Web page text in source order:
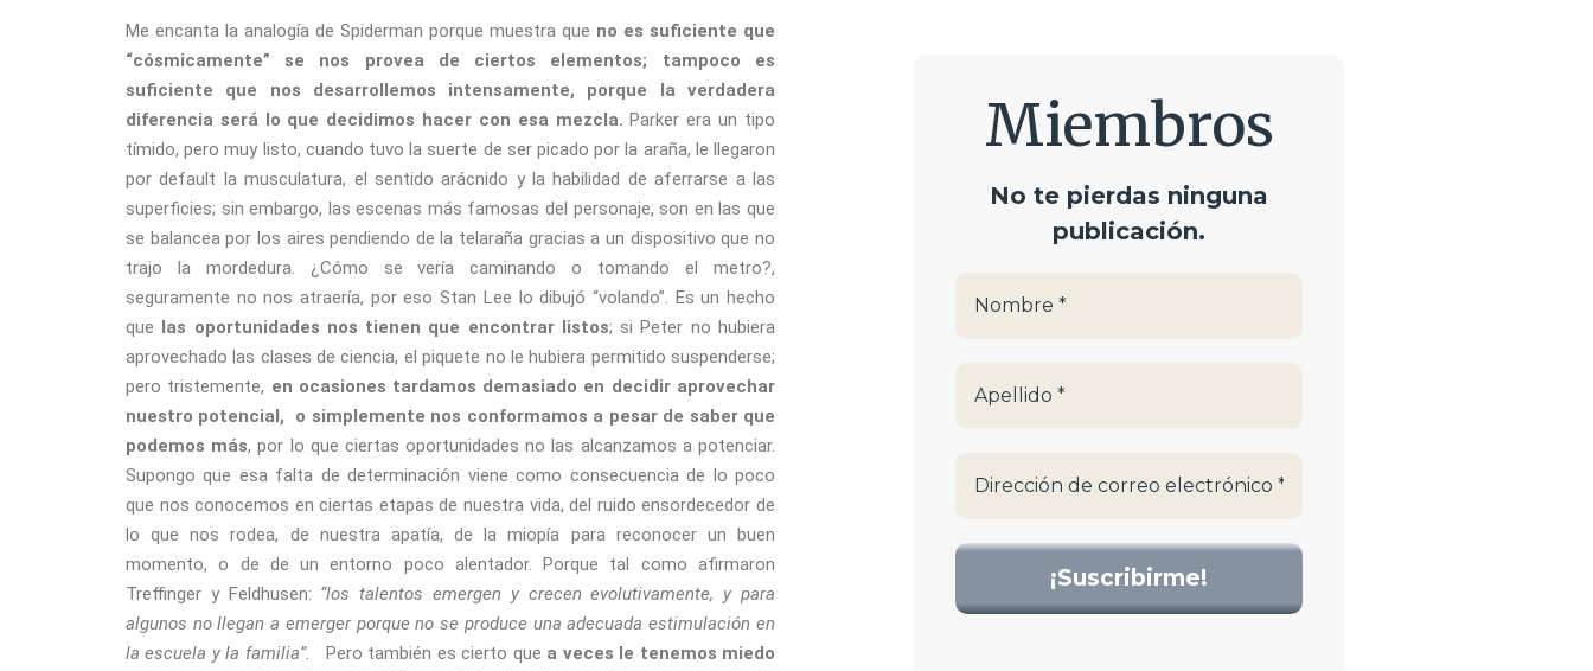
Me encanta la analogía de Spiderman porque muestra que no es suficiente que
“cósmicamente” se nos provea de ciertos elementos; tampoco es
suficiente que nos desarrollemos intensamente, porque la verdadera
diferencia será lo que decidimos hacer con esa mezcla. Parker era un tipo
tímido, pero muy listo, cuando tuvo la suerte de ser picado por la araña, le llegaron
por default la musculatura, el sentido arácnido y la habilidad de aferrarse a las
superficies; sin embargo, las escenas más famosas del personaje, son en las que
se balancea por los aires pendiendo de la telaraña gracias a un dispositivo que no
trajo la mordedura. ¿Cómo se vería caminando o tomando el metro?,
seguramente no nos atraería, por eso Stan Lee lo dibujó “volando”. Es un hecho
que las oportunidades nos tienen que encontrar listos; si Peter no hubiera
aprovechado las clases de ciencia, el piquete no le hubiera permitido suspenderse;
pero tristemente, en ocasiones tardamos demasiado en decidir aprovechar
nuestro potencial, o simplemente nos conformamos a pesar de saber que
podemos más, por lo que ciertas oportunidades no las alcanzamos a potenciar.
Supongo que esa falta de determinación viene como consecuencia de lo poco
que nos conocemos en ciertas etapas de nuestra vida, del ruido ensordecedor de
lo que nos rodea, de nuestra apatía, de la miopía para reconocer un buen
momento, o de de un entorno poco alentador. Porque tal como afirmaron
Treffinger y Feldhusen: “los talentos emergen y crecen evolutivamente, y para
algunos no llegan a emerger porque no se produce una adecuada estimulación en
la escuela y la familia”.
Pero también es cierto que a veces le tenemos miedo
Miembros
No te pierdas ninguna
publicación.